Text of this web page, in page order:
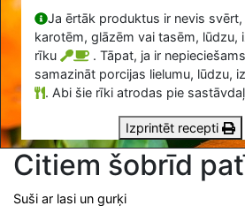
Ja ērtāk produktus ir nevis
karotēm, glāzēm vai tasēm, lūdzu,
rīku
. Tāpat, ja ir
samazināt porcijas lielumu, lūdzu,
. Abi šie rīki atrodas pie
Izprintēt recepti
Citiem šobrīd
Suši ar lasi un gurķi